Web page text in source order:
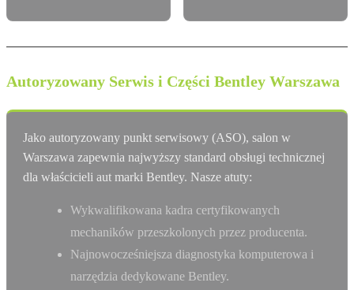
Autoryzowany Serwis i Części Bentley Warszawa
Jako autoryzowany punkt serwisowy (ASO), salon w
Warszawa zapewnia najwyższy standard obsługi technicznej
dla właścicieli aut marki Bentley. Nasze atuty:
Wykwalifikowana kadra certyfikowanych
mechaników przeszkolonych przez producenta.
Najnowocześniejsza diagnostyka komputerowa i
narzędzia dedykowane Bentley.